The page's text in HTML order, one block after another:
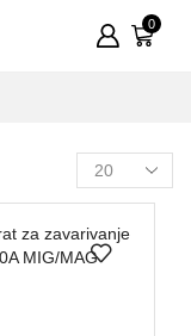
0